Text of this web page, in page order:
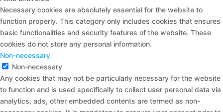
Necessary cookies are absolutely essential for the website to
function properly. This category only includes cookies that ensures
basic functionalities and security features of the website. These
cookies do not store any personal information.
Non-necessary
Non-necessary
Any cookies that may not be particularly necessary for the website
to function and is used specifically to collect user personal data via
analytics, ads, other embedded contents are termed as non-